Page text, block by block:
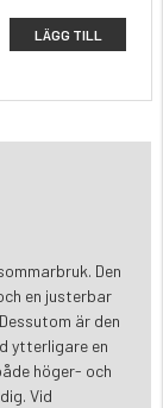
LÄGG TILL
Den
en justerbar
är den
ytterligare en
höger- och
Vid